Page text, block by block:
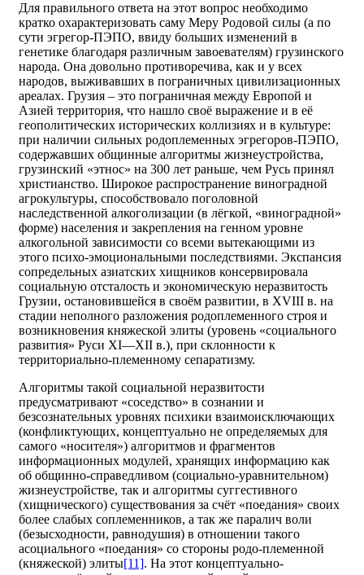
Для правильного ответа на этот вопрос необходимо
кратко охарактеризовать саму Меру Родовой силы (а по
сути эгрегор-ПЭПО, ввиду больших изменений в
генетике благодаря различным завоевателям) грузинского
народа. Она довольно противоречива, как и у всех
народов, выживавших в пограничных цивилизационных
ареалах. Грузия – это пограничная между Европой и
Азией территория, что нашло своё выражение и в её
геополитических исторических коллизиях и в культуре:
при наличии сильных родоплеменных эгрегоров-ПЭПО,
содержавших общинные алгоритмы жизнеустройства,
грузинский «этнос» на 300 лет раньше, чем Русь принял
христианство. Широкое распространение виноградной
агрокультуры, способствовало поголовной
наследственной алкоголизации (в лёгкой, «виноградной»
форме) населения и закрепления на генном уровне
алкогольной зависимости со всеми вытекающими из
этого психо-эмоциональными последствиями. Экспансия
сопредельных азиатских хищников консервировала
социальную отсталость и экономическую неразвитость
Грузии, остановившейся в своём развитии, в XVIII в. на
стадии неполного разложения родоплеменного строя и
возникновения княжеской элиты (уровень «социального
развития» Руси XI—XII в.), при склонности к
территориально-племенному сепаратизму.
Алгоритмы такой социальной неразвитости
предусматривают «соседство» в сознании и
безсознательных уровнях психики взаимоисключающих
(конфликтующих, концептуально не определяемых для
самого «носителя») алгоритмов и фрагментов
информационных модулей, хранящих информацию как
об общинно-справедливом (социально-уравнительном)
жизнеустройстве, так и алгоритмы суггестивного
(хищнического) существования за счёт «поедания» своих
более слабых соплеменников, а так же паралич воли
(безысходности, равнодушия) в отношении такого
асоциального «поедания» со стороны родо-племенной
(княжеской) элиты[11]. На этот концептуально-